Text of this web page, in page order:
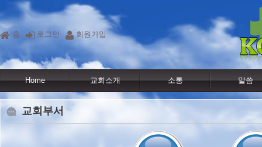
홈 로그인 회원가입
Home 교회소개 소통 말씀
교회부서